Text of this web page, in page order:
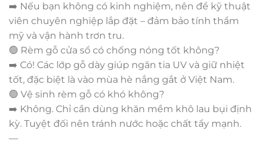
➡️ Nếu bạn không có kinh nghiệm, nên để kỹ thuật
viên chuyên nghiệp lắp đặt – đảm bảo tính thẩm
mỹ và vận hành trơn tru.
🟢 Rèm gỗ cửa sổ có chống nóng tốt không?
➡️ Có! Các lớp gỗ dày giúp ngăn tia UV và giữ nhiệt
tốt, đặc biệt là vào mùa hè nắng gắt ở Việt Nam.
🟢 Vệ sinh rèm gỗ có khó không?
➡️ Không. Chỉ cần dùng khăn mềm khô lau bụi định
kỳ. Tuyệt đối nên tránh nước hoặc chất tẩy mạnh.
—